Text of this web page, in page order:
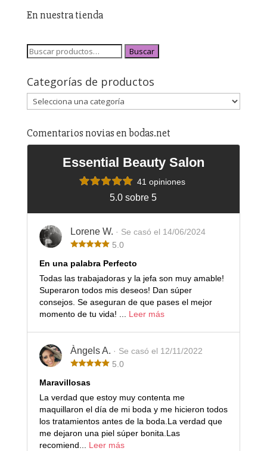
En nuestra tienda
Buscar
Categorías de productos
Comentarios novias en bodas.net
Essential Beauty Salon
41 opiniones
5.0 sobre 5
Lorene W. · Se casó el 14/06/2024
5.0
En una palabra Perfecto
Todas las trabajadoras y la jefa son muy amable!
Superaron todos mis deseos! Dan súper
consejos. Se aseguran de que pases el mejor
momento de tu vida! ... Leer más
Àngels A. · Se casó el 12/11/2022
5.0
Maravillosas
La verdad que estoy muy contenta me
maquillaron el día de mi boda y me hicieron todos
los tratamientos antes de la boda.La verdad que
me dejaron una piel súper bonita.Las
recomiend... Leer más